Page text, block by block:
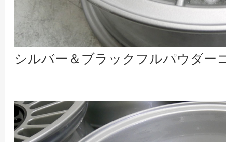
シルバー＆ブラックフルパウダー